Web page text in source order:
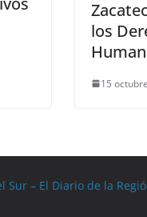
los
15
Sur – El Diario de la